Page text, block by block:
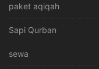
paket aqiqah
Sapi Qurban
sewa